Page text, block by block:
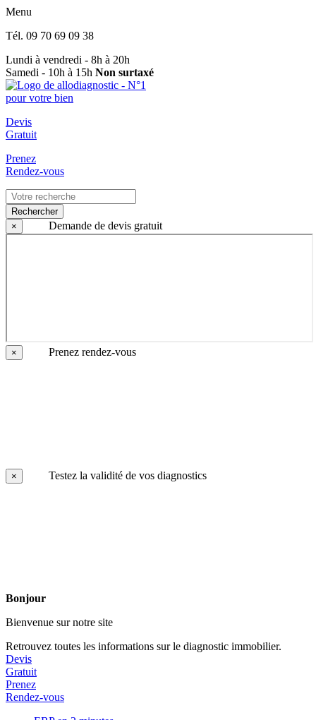
Menu
Tél. 09 70 69 09 38
Lundi à vendredi - 8h à 20h
Samedi - 10h à 15h Non surtaxé
Devis
Gratuit
Prenez
Rendez-vous
Rechercher
×
Demande de devis gratuit
× Prenez rendez-vous
× Testez la validité de vos diagnostics
Bonjour
Bienvenue sur notre site
Retrouvez toutes les informations sur le diagnostic immobilier.
Devis
Gratuit
Prenez
Rendez-vous